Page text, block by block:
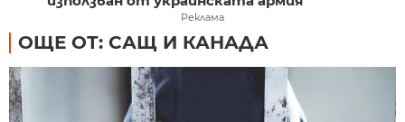
Реклама
ОЩЕ ОТ: САЩ И КАНАДА